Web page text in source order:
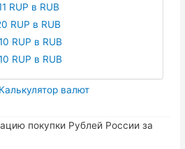
RUP в RUB
RUP в RUB
RUP в RUB
RUP в RUB
Калькулятор валют
покупки Рублей России за